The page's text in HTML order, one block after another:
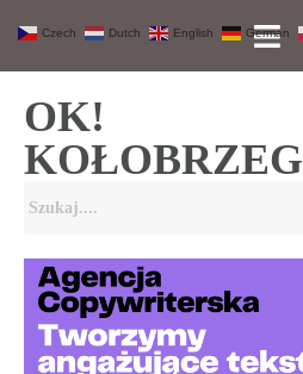
OK!
KOŁOBRZEG
Czech Dutch English German